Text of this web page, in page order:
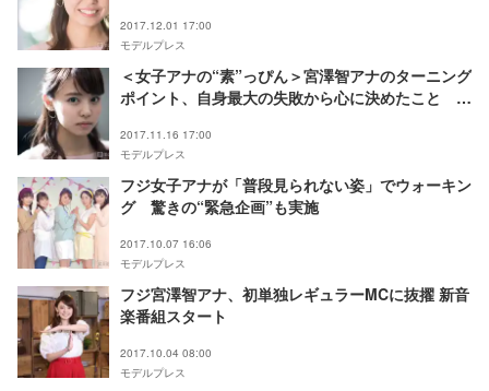
2017.12.01 17:00
モデルプレス
＜女子アナの“素”っぴん＞宮澤智アナのターニング
ポイント、自身最大の失敗から心に決めたこと
載
2017.11.16 17:00
モデルプレス
フジ女子アナが「普段見られない姿」でウォーキン
グ 驚きの“緊急企画”も実施
2017.10.07 16:06
モデルプレス
フジ宮澤智アナ、初単独レギュラーMCに抜擢 新音
楽番組スタート
2017.10.04 08:00
モデルプレス